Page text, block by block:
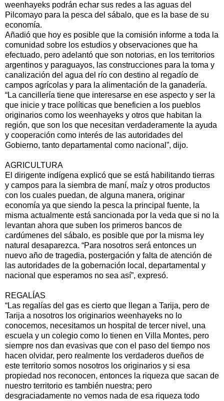
weenhayeks podrán echar sus redes a las aguas del
Pilcomayo para la pesca del sábalo, que es la base de su
economía.
Añadió que hoy es posible que la comisión informe a toda la
comunidad sobre los estudios y observaciones que ha
efectuado, pero adelantó que son notorias, en los territorios
argentinos y paraguayos, las construcciones para la toma y
canalización del agua del río con destino al regadío de
campos agrícolas y para la alimentación de la ganadería.
“La cancillería tiene que interesarse en ese aspecto y ser la
que inicie y trace políticas que beneficien a los pueblos
originarios como los weenhayeks y otros que habitan la
región, que son los que necesitan verdaderamente la ayuda
y cooperación como interés de las autoridades del
Gobierno, tanto departamental como nacional”, dijo.
AGRICULTURA
El dirigente indígena explicó que se está habilitando tierras
y campos para la siembra de maní, maíz y otros productos
con los cuales puedan, de alguna manera, originar
economía ya que siendo la pesca la principal fuente, la
misma actualmente está sancionada por la veda que si no la
levantan ahora que suben los primeros bancos de
cardúmenes del sábalo, es posible que por la misma ley
natural desaparezca. “Para nosotros será entonces un
nuevo año de tragedia, postergación y falta de atención de
las autoridades de la gobernación local, departamental y
nacional que esperamos no sea así”, expresó.
REGALÍAS
“Las regalías del gas es cierto que llegan a Tarija, pero de
Tarija a nosotros los originarios weenhayeks no lo
conocemos, necesitamos un hospital de tercer nivel, una
escuela y un colegio como lo tienen en Villa Montes, pero
siempre nos dan evasivas que con el paso del tiempo nos
hacen olvidar, pero realmente los verdaderos dueños de
este territorio somos nosotros los originarios y si esa
propiedad nos reconocen, entonces la riqueza que sacan de
nuestro territorio es también nuestra; pero
desgraciadamente no vemos nada de esa riqueza todo